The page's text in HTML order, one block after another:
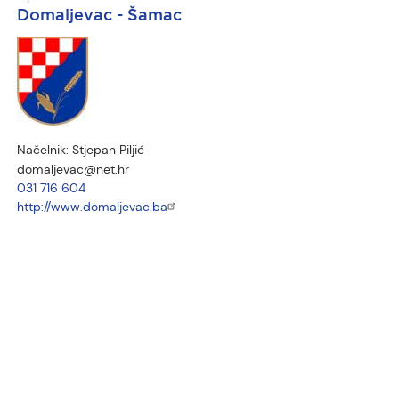
Domaljevac - Šamac
Načelnik:Stjepan Piljić
domaljevac@net.hr
031 716 604
http://www.domaljevac.ba